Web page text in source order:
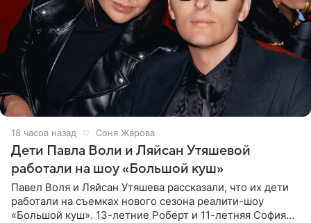
18 часов назад Соня Жарова
Дети Павла Воли и Ляйсан Утяшевой
работали на шоу «Большой куш»
Павел Воля и Ляйсан Утяшева рассказали, что их дети
работали на съемках нового сезона реалити-шоу
«Большой куш». 13-летние Роберт и 11-летняя София